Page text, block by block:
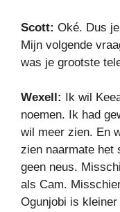
Scott: Oké. Dus
Mijn volgende
was je grootste
Wexell:
Ik wil
noemen. Ik had
wil meer zien. En
zien naarmate het
geen neus.
als Cam.
Ogunjobi is